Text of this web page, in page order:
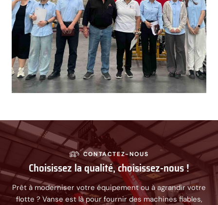
CONTACTEZ-NOUS
Choisissez la qualité, choisissez-nous !
Prêt à moderniser votre équipement ou à agrandir votre
flotte ? Vanse est là pour fournir des machines fiables,